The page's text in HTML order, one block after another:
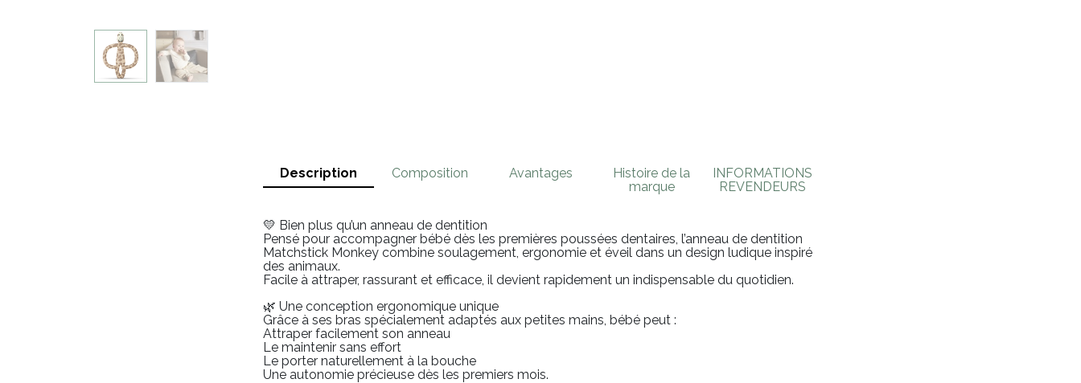
Description Composition Avantages
Histoire de la
marque
INFORMATIONS
REVENDEURS
💛 Bien plus qu’un anneau de dentition
Pensé pour accompagner bébé dès les premières poussées dentaires, l’anneau de dentition
Matchstick Monkey combine soulagement, ergonomie et éveil dans un design ludique inspiré
des animaux.
Facile à attraper, rassurant et efficace, il devient rapidement un indispensable du quotidien.
🌿 Une conception ergonomique unique
Grâce à ses bras spécialement adaptés aux petites mains, bébé peut :
Attraper facilement son anneau
Le maintenir sans effort
Le porter naturellement à la bouche
Une autonomie précieuse dès les premiers mois.